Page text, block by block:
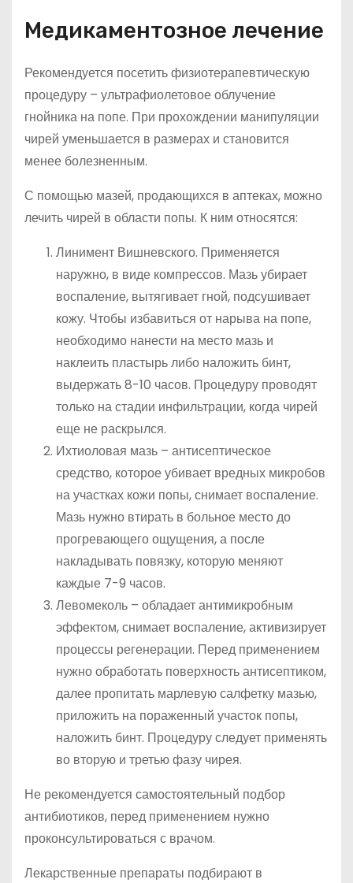
Медикаментозное лечение
Рекомендуется посетить физиотерапевтическую
процедуру – ультрафиолетовое облучение
гнойника на попе. При прохождении манипуляции
чирей уменьшается в размерах и становится
менее болезненным.
С помощью мазей, продающихся в аптеках, можно
лечить чирей в области попы. К ним относятся:
Линимент Вишневского. Применяется
наружно, в виде компрессов. Мазь убирает
воспаление, вытягивает гной, подсушивает
кожу. Чтобы избавиться от нарыва на попе,
необходимо нанести на место мазь и
наклеить пластырь либо наложить бинт,
выдержать 8-10 часов. Процедуру проводят
только на стадии инфильтрации, когда чирей
еще не раскрылся.
Ихтиоловая мазь – антисептическое
средство, которое убивает вредных микробов
на участках кожи попы, снимает воспаление.
Мазь нужно втирать в больное место до
прогревающего ощущения, а после
накладывать повязку, которую меняют
каждые 7-9 часов.
Левомеколь – обладает антимикробным
эффектом, снимает воспаление, активизирует
процессы регенерации. Перед применением
нужно обработать поверхность антисептиком,
далее пропитать марлевую салфетку мазью,
приложить на пораженный участок попы,
наложить бинт. Процедуру следует применять
во вторую и третью фазу чирея.
Не рекомендуется самостоятельный подбор
антибиотиков, перед применением нужно
проконсультироваться с врачом.
Лекарственные препараты подбирают в